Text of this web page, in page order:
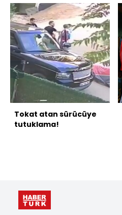
Tokat atan sürücüye
tutuklama!